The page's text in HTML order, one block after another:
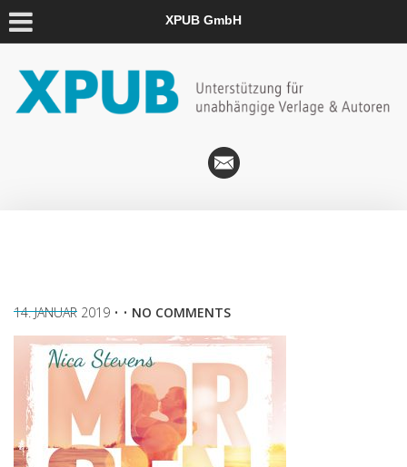
XPUB GmbH
14. JANUAR 2019 • • NO COMMENTS